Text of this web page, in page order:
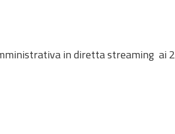
in diretta streaming ai 2